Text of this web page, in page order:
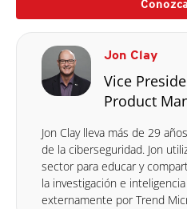
Jon Clay
Vice
Product
Jon Clay lleva más de 29
de la ciberseguridad. Jon
sector para educar y
la investigación e
externamente por Trend